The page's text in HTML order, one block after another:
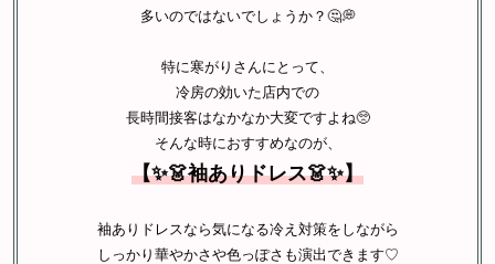
多いのではないでしょうか？🤔💭
特に寒がりさんにとって、
冷房の効いた店内での
長時間接客はなかなか大変ですよね🥺
そんな時におすすめなのが、
【✨👗袖ありドレス👗✨】
袖ありドレスなら気になる冷え対策をしながら
しっかり華やかさや色っぽさも演出できます♡